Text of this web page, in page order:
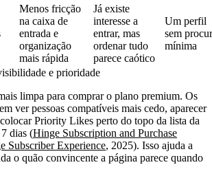
Menos fricção
na caixa de
entrada e
organização
mais rápida
Já existe
interesse a
entrar, mas
ordenar tudo
parece caótico
Um perfil
sem
mínima
e prioridade
limpa para comprar o plano premium. Os
ver pessoas compatíveis mais cedo, aparecer
Priority Likes perto do topo da lista da
dias (Hinge Subscription and Purchase
Subscriber Experience, 2025). Isso ajuda a
o quão convincente a página parece quando